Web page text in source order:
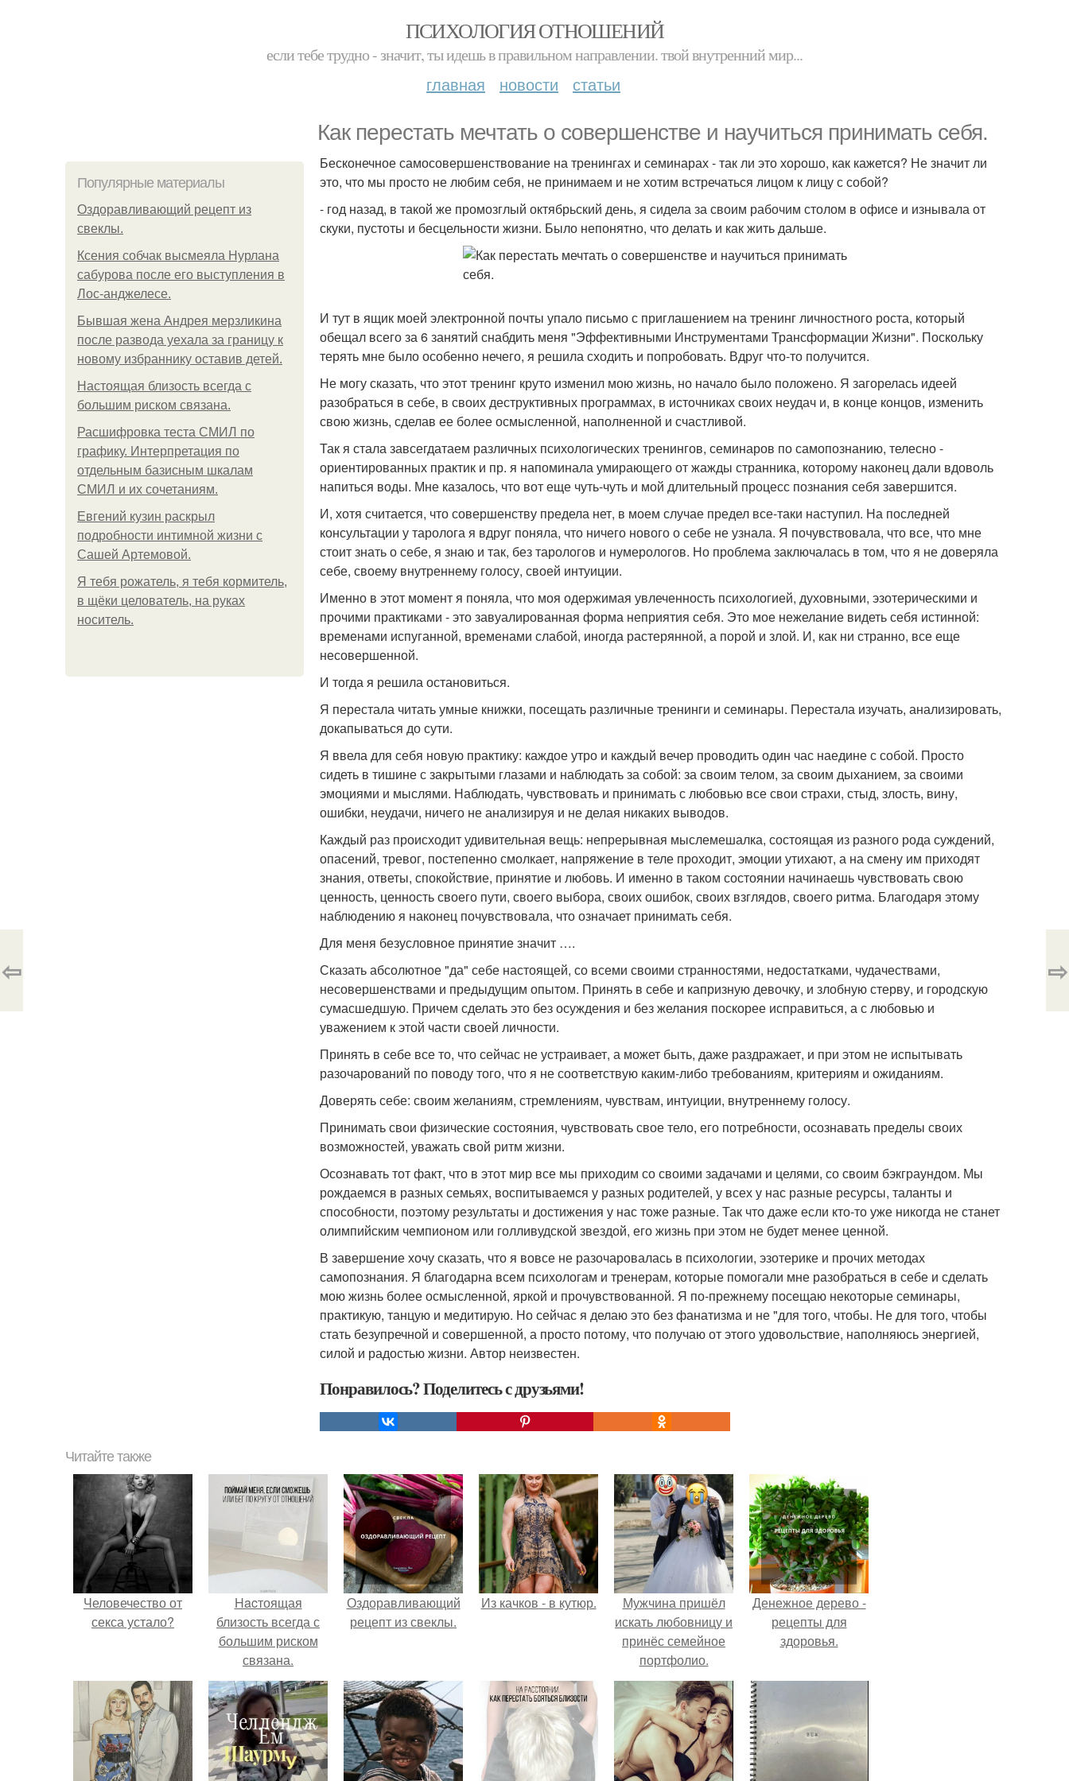
ПСИХОЛОГИЯ ОТНОШЕНИЙ
если тебе трудно - значит, ты идешь в правильном направлении. твой внутренний мир...
главная новости статьи
Как перестать мечтать о совершенстве и научиться принимать себя.
Популярные материалы
Оздоравливающий рецепт из
свеклы.
Ксения собчак высмеяла Нурлана
сабурова после его выступления в
Лос-анджелесе.
Бывшая жена Андрея мерзликина
после развода уехала за границу к
новому избраннику оставив детей.
Hacтоящая близость всегда с
большим риском связана.
Расшифровка теста СМИЛ по
графику. Интерпретация по
отдельным базисным шкалам
СМИЛ и их сочетаниям.
Евгений кузин раскрыл
подробности интимной жизни с
Сашей Артемовой.
Я тебя рожатель, я тебя кормитель,
в щёки целователь, на руках
носитель.
Бесконечное самосовершенствование на тренингах и семинарах - так ли это хорошо, как кажется? Не значит ли
это, что мы просто не любим себя, не принимаем и не хотим встречаться лицом к лицу с собой?
- год назад, в такой же промозглый октябрьский день, я сидела за своим рабочим столом в офисе и изнывала от
скуки, пустоты и бесцельности жизни. Было непонятно, что делать и как жить дальше.
И тут в ящик моей электронной почты упало письмо с приглашением на тренинг личностного роста, который
обещал всего за 6 занятий снабдить меня "Эффективными Инструментами Трансформации Жизни". Поскольку
терять мне было особенно нечего, я решила сходить и попробовать. Вдруг что-то получится.
Не могу сказать, что этот тренинг круто изменил мою жизнь, но начало было положено. Я загорелась идеей
разобраться в себе, в своих деструктивных программах, в источниках своих неудач и, в конце концов, изменить
свою жизнь, сделав ее более осмысленной, наполненной и счастливой.
Так я стала завсегдатаем различных психологических тренингов, семинаров по самопознанию, телесно -
ориентированных практик и пр. я напоминала умирающего от жажды странника, которому наконец дали вдоволь
напиться воды. Мне казалось, что вот еще чуть-чуть и мой длительный процесс познания себя завершится.
И, хотя считается, что совершенству предела нет, в моем случае предел все-таки наступил. На последней
консультации у таролога я вдруг поняла, что ничего нового о себе не узнала. Я почувствовала, что все, что мне
стоит знать о себе, я знаю и так, без тарологов и нумерологов. Но проблема заключалась в том, что я не доверяла
себе, своему внутреннему голосу, своей интуиции.
Именно в этот момент я поняла, что моя одержимая увлеченность психологией, духовными, эзотерическими и
прочими практиками - это завуалированная форма неприятия себя. Это мое нежелание видеть себя истинной:
временами испуганной, временами слабой, иногда растерянной, а порой и злой. И, как ни странно, все еще
несовершенной.
И тогда я решила остановиться.
Я перестала читать умные книжки, посещать различные тренинги и семинары. Перестала изучать, анализировать,
докапываться до сути.
Я ввела для себя новую практику: каждое утро и каждый вечер проводить один час наедине с собой. Просто
сидеть в тишине с закрытыми глазами и наблюдать за собой: за своим телом, за своим дыханием, за своими
эмоциями и мыслями. Наблюдать, чувствовать и принимать с любовью все свои страхи, стыд, злость, вину,
ошибки, неудачи, ничего не анализируя и не делая никаких выводов.
Каждый раз происходит удивительная вещь: непрерывная мыслемешалка, состоящая из разного рода суждений,
опасений, тревог, постепенно смолкает, напряжение в теле проходит, эмоции утихают, а на смену им приходят
знания, ответы, спокойствие, принятие и любовь. И именно в таком состоянии начинаешь чувствовать свою
ценность, ценность своего пути, своего выбора, своих ошибок, своих взглядов, своего ритма. Благодаря этому
наблюдению я наконец почувствовала, что означает принимать себя.
Для меня безусловное принятие значит ….
Сказать абсолютное "да" себе настоящей, со всеми своими странностями, недостатками, чудачествами,
несовершенствами и предыдущим опытом. Принять в себе и капризную девочку, и злобную стерву, и городскую
сумасшедшую. Причем сделать это без осуждения и без желания поскорее исправиться, а с любовью и
уважением к этой части своей личности.
Принять в себе все то, что сейчас не устраивает, а может быть, даже раздражает, и при этом не испытывать
разочарований по поводу того, что я не соответствую каким-либо требованиям, критериям и ожиданиям.
Доверять себе: своим желаниям, стремлениям, чувствам, интуиции, внутреннему голосу.
Принимать свои физические состояния, чувствовать свое тело, его потребности, осознавать пределы своих
возможностей, уважать свой ритм жизни.
Осознавать тот факт, что в этот мир все мы приходим со своими задачами и целями, со своим бэкграундом. Мы
рождаемся в разных семьях, воспитываемся у разных родителей, у всех у нас разные ресурсы, таланты и
способности, поэтому результаты и достижения у нас тоже разные. Так что даже если кто-то уже никогда не станет
олимпийским чемпионом или голливудской звездой, его жизнь при этом не будет менее ценной.
В завершение хочу сказать, что я вовсе не разочаровалась в психологии, эзотерике и прочих методах
самопознания. Я благодарна всем психологам и тренерам, которые помогали мне разобраться в себе и сделать
мою жизнь более осмысленной, яркой и прочувствованной. Я по-прежнему посещаю некоторые семинары,
практикую, танцую и медитирую. Но сейчас я делаю это без фанатизма и не "для того, чтобы. Не для того, чтобы
стать безупречной и совершенной, а просто потому, что получаю от этого удовольствие, наполняюсь энергией,
силой и радостью жизни. Автор неизвестен.
Понравилось? Поделитесь с друзьями!
⇦ ⇨
Читайте также
Человечество от
секса устало?
Hacтоящая
близость всегда с
большим риском
связана.
Оздоравливающий
рецепт из свеклы.
Из качков - в кутюр.
Мужчина пришёл
искать любовницу и
принёс семейное
портфолио.
Денежное дерево -
рецепты для
здоровья.